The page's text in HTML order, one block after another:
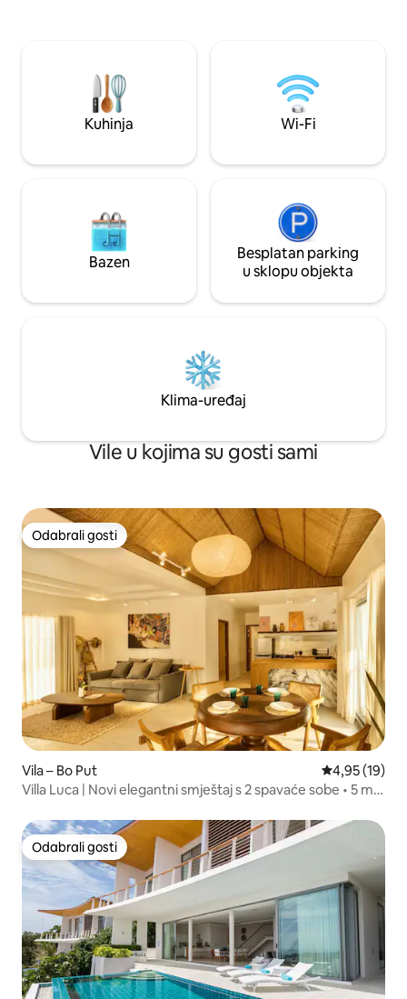
čini idealnim mjestom za opuštanje u
sigurnom okruženju i uživanje u
autentičnom, opuštenom ambijentu u
tropskom priobalnom krajoliku.
istoku, ova
od najboljih
kojem možete
Kuhinja Wi-Fi
Bazen
Besplatan parking
u sklopu objekta
Klima-uređaj
Vile u kojima su gosti sami
Odabrali gosti
Odabrali gosti
Vila – Bo Put Prosječna
4,95 (19)
Villa Luca | Novi elegantni smještaj s 2 spavaće sobe • 5 min
Odabrali gosti
Odabrali gosti